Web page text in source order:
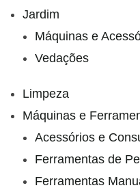
Jardim
Máquinas e
Vedações
Limpeza
Máquinas e
Acessórios e
Ferramentas de
Ferramentas